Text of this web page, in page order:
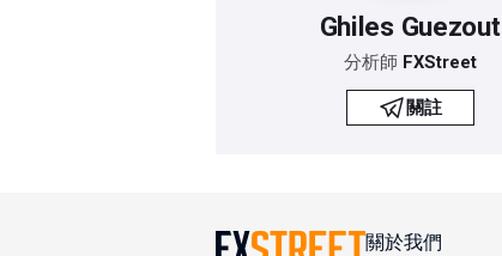
Ghiles Guezout
分析師 FXStreet
關註
關於我們